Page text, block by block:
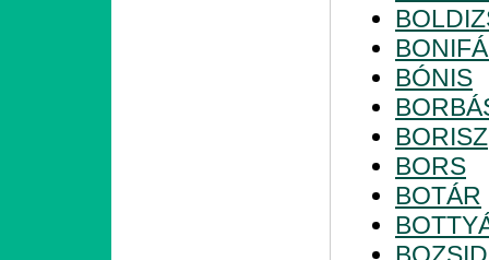
BÓNIS
BORISZ
BORS
BOTÁR